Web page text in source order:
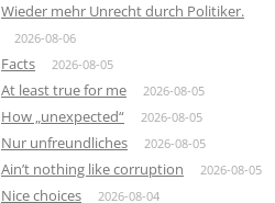
Wieder mehr Unrecht durch Politiker.
2026-08-06
Facts 2026-08-05
At least true for me 2026-08-05
How „unexpected“ 2026-08-05
Nur unfreundliches 2026-08-05
Ain’t nothing like corruption 2026-08-05
Nice choices 2026-08-04